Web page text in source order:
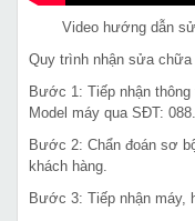
Video hướng dẫn
Quy trình nhận sửa
Bước 1: Tiếp nhận
Model máy qua SĐT:
Bước 2: Chẩn đoán sơ
khách hàng.
Bước 3: Tiếp nhận máy,